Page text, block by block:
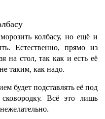
колбасу, но ещё и
Естественно, прямо из
на стол, так как и есть её
таким, как надо.
будет подставлять её под
Всё это лишь